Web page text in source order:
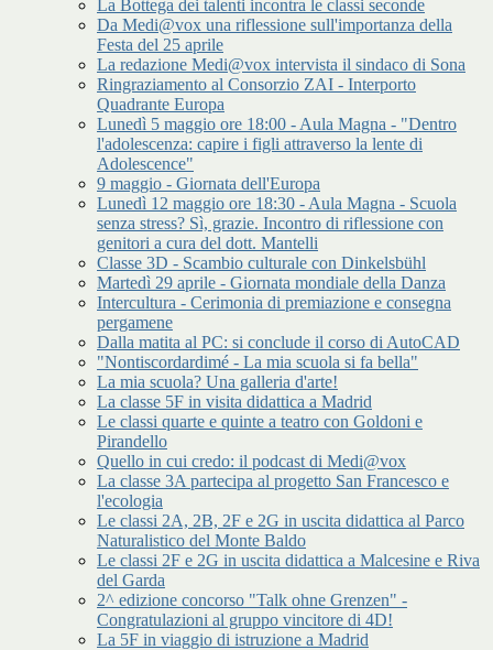
La Bottega dei talenti incontra le classi seconde
Da Medi@vox una riflessione sull'importanza della
Festa del 25 aprile
La redazione Medi@vox intervista il sindaco di Sona
Ringraziamento al Consorzio ZAI - Interporto
Quadrante Europa
Lunedì 5 maggio ore 18:00 - Aula Magna - "Dentro
l'adolescenza: capire i figli attraverso la lente di
Adolescence"
9 maggio - Giornata dell'Europa
Lunedì 12 maggio ore 18:30 - Aula Magna - Scuola
senza stress? Sì, grazie. Incontro di riflessione con
genitori a cura del dott. Mantelli
Classe 3D - Scambio culturale con Dinkelsbühl
Martedì 29 aprile - Giornata mondiale della Danza
Intercultura - Cerimonia di premiazione e consegna
pergamene
Dalla matita al PC: si conclude il corso di AutoCAD
"Nontiscordardimé - La mia scuola si fa bella"
La mia scuola? Una galleria d'arte!
La classe 5F in visita didattica a Madrid
Le classi quarte e quinte a teatro con Goldoni e
Pirandello
Quello in cui credo: il podcast di Medi@vox
La classe 3A partecipa al progetto San Francesco e
l'ecologia
Le classi 2A, 2B, 2F e 2G in uscita didattica al Parco
Naturalistico del Monte Baldo
Le classi 2F e 2G in uscita didattica a Malcesine e Riva
del Garda
2^ edizione concorso "Talk ohne Grenzen" -
Congratulazioni al gruppo vincitore di 4D!
La 5F in viaggio di istruzione a Madrid